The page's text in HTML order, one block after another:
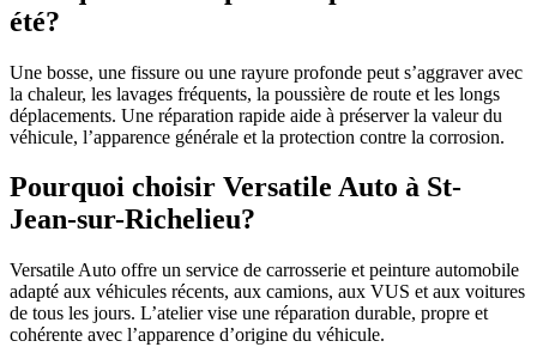
été?
Une bosse, une fissure ou une rayure profonde peut s’aggraver avec
la chaleur, les lavages fréquents, la poussière de route et les longs
déplacements. Une réparation rapide aide à préserver la valeur du
véhicule, l’apparence générale et la protection contre la corrosion.
Pourquoi choisir Versatile Auto à St-
Jean-sur-Richelieu?
Versatile Auto offre un service de carrosserie et peinture automobile
adapté aux véhicules récents, aux camions, aux VUS et aux voitures
de tous les jours. L’atelier vise une réparation durable, propre et
cohérente avec l’apparence d’origine du véhicule.